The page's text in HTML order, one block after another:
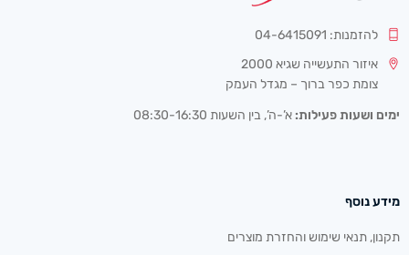
להזמנות: 04-6415091
איזור התעשייה שגיא 2000
צומת כפר ברוך – מגדל העמק
ימים ושעות פעילות: א’-ה’, בין השעות 08:30-16:30
מידע נוסף
תקנון, תנאי שימוש והחזרת מוצרים